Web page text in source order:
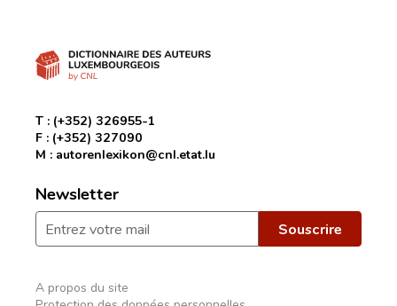
T : (+352) 326955-1
F : (+352) 327090
M : autorenlexikon@cnl.etat.lu
Newsletter
A propos du site